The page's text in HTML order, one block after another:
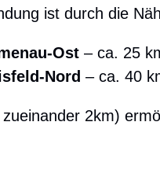
ist durch die
Ost – ca. 25
Nord – ca. 40
2km)